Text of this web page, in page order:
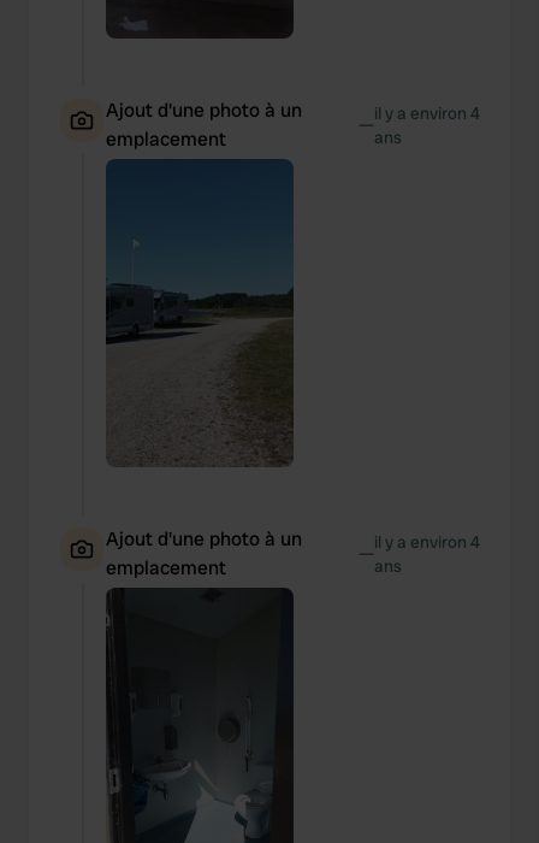
Ajout d'une photo à un
emplacement
—il y a environ 4
ans
Ajout d'une photo à un
emplacement
—il y a environ 4
ans